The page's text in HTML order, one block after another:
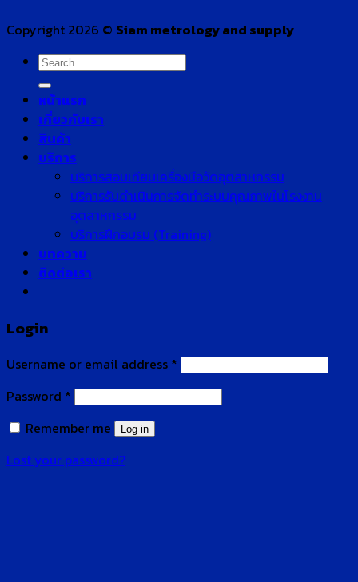
Copyright 2026 © Siam metrology and supply
Search
for:
หน้าแรก
เกี่ยวกับเรา
สินค้า
บริการ
บริการสอบเทียบเครื่องมือวัดอุตสาหกรรม
บริการรับดำเนินการจัดทำระบบคุณภาพในโรงงาน
อุตสาหกรรม
บริการฝึกอบรม (Training)
บทความ
ติดต่อเรา
Login
Username or email address *
Password *
Remember me
Log in
Lost your password?